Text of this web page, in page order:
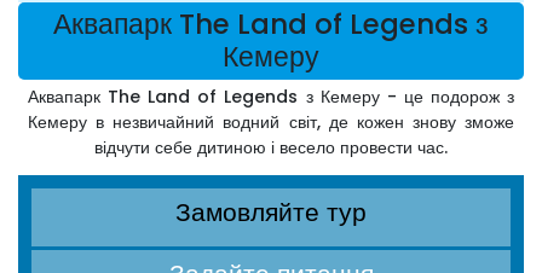
Аквапарк The Land of Legends з
Кемеру
Аквапарк The Land of Legends з Кемеру - це подорож з
Кемеру в незвичайний водний світ, де кожен знову зможе
відчути себе дитиною і весело провести час.
Замовляйте тур